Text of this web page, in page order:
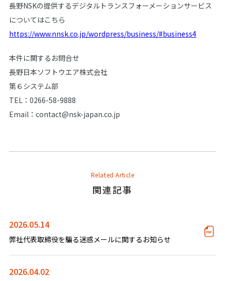
長野NSKの提供するデジタルトランスフォーメーションサービス
についてはこちら
https://www.nnsk.co.jp/wordpress/business/#business4
本件に関するお問合せ
長野日本ソフトウエア株式会社
第６システム部
TEL：0266-58-9888
Email：contact@nsk-japan.co.jp
Related Article
関連記事
2026.05.14
弊社代表取締役を騙る迷惑メールに関するお知らせ
2026.04.02